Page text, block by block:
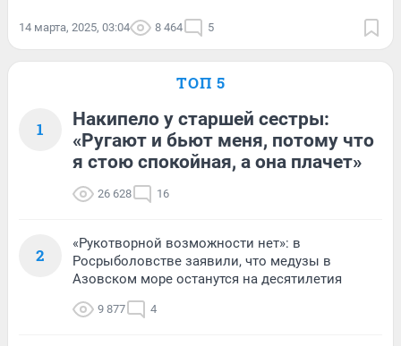
14 марта, 2025, 03:04 8 464 5
ТОП 5
1
Накипело у старшей сестры:
«Ругают и бьют меня, потому что
я стою спокойная, а она плачет»
26 628 16
2
«Рукотворной возможности нет»: в
Росрыболовстве заявили, что медузы в
Азовском море останутся на десятилетия
9 877 4